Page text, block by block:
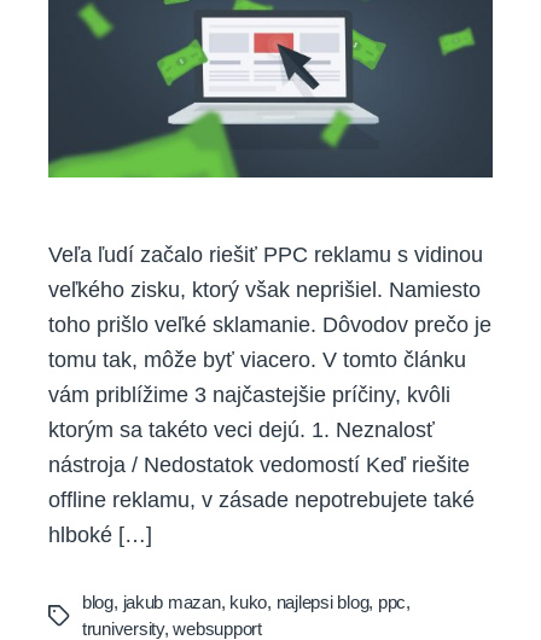
von
oknom?
Veľa ľudí začalo riešiť PPC reklamu s vidinou
veľkého zisku, ktorý však neprišiel. Namiesto
toho prišlo veľké sklamanie. Dôvodov prečo je
tomu tak, môže byť viacero. V tomto článku
vám priblížime 3 najčastejšie príčiny, kvôli
ktorým sa takéto veci dejú. 1. Neznalosť
nástroja / Nedostatok vedomostí Keď riešite
offline reklamu, v zásade nepotrebujete také
hlboké […]
Tags
blog, jakub mazan, kuko, najlepsi blog, ppc,
truniversity,websupport